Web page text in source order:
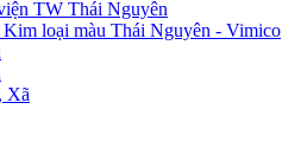
TW Thái Nguyên
loại màu Thái Nguyên - Vimico
Xã